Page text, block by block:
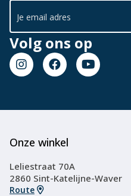
Volg ons op
Onze winkel
Leliestraat 70A
2860 Sint-Katelijne-Waver
Route